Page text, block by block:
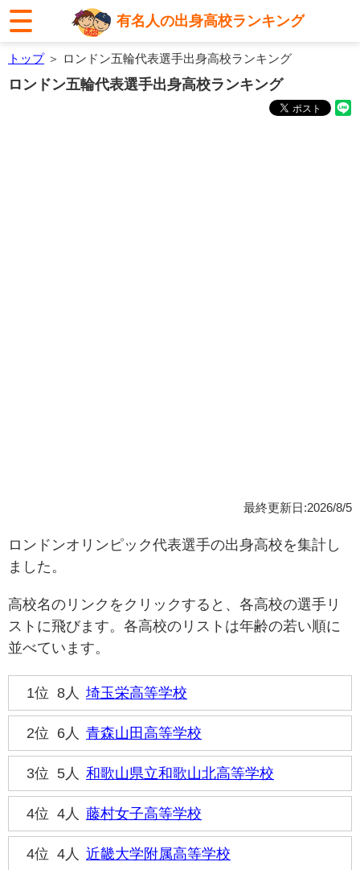
有名人の出身高校ランキング
トップ＞ ロンドン五輪代表選手出身高校ランキング
ロンドン五輪代表選手出身高校ランキング
最終更新日:2026/8/5
ロンドンオリンピック代表選手の出身高校を集計し
ました。
高校名のリンクをクリックすると、各高校の選手リ
ストに飛びます。各高校のリストは年齢の若い順に
並べています。
1位 8人 埼玉栄高等学校
2位 6人 青森山田高等学校
3位 5人 和歌山県立和歌山北高等学校
4位 4人 藤村女子高等学校
4位 4人 近畿大学附属高等学校